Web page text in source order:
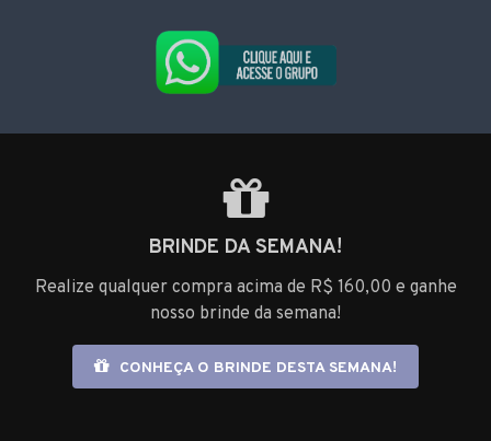
BRINDE DA SEMANA!
Realize qualquer compra acima de R$ 160,00 e ganhe
nosso brinde da semana!
CONHEÇA O BRINDE DESTA SEMANA!